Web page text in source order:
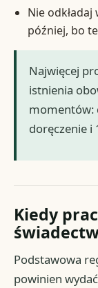
Nie
później, bo
Najwięcej
istnienia
momentów:
doręczenie i
Kiedy
Podstawowa
powinien